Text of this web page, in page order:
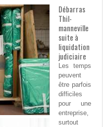
Débarras
Thil-
manneville
suite à
liquidation
judiciaire
Les temps
peuvent
être parfois
difficiles
pour une
entreprise,
surtout